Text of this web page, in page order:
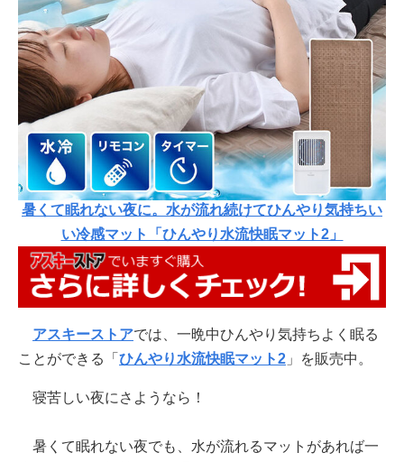
暑くて眠れない夜に。水が流れ続けてひんやり気持ちい
い冷感マット「ひんやり水流快眠マット2」
アスキーストアでは、一晩中ひんやり気持ちよく眠る
ことができる「 ひんやり水流快眠マット2 」を販売中。
寝苦しい夜にさようなら！
暑くて眠れない夜でも、水が流れるマットがあれば一